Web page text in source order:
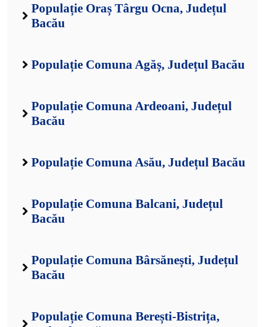
Populație Oraș Târgu Ocna, Județul
Bacău
Populație Comuna Agăș, Județul Bacău
Populație Comuna Ardeoani, Județul
Bacău
Populație Comuna Asău, Județul Bacău
Populație Comuna Balcani, Județul
Bacău
Populație Comuna Bârsănești, Județul
Bacău
Populație Comuna Berești-Bistrița,